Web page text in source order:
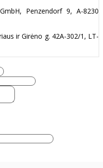
Penzendorf 9, A-8230
ir Girėno g. 42A-302/1, LT-